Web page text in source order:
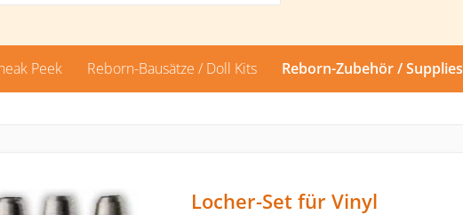
Peek Reborn-Bausätze / Doll Kits Reborn-Zubehör / Supplies
Locher-Set für Vinyl